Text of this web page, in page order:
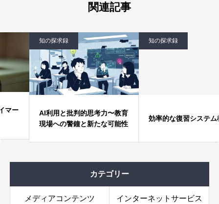
関連記事
知の探求録
AI利用と批判的思考力〜教育
現場への警鐘と新たな可能性
知の探求録
効率的な復習システム構築法
カテゴリー
メディアコンテンツ インターネットサービス